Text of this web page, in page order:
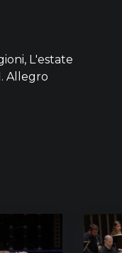
L'estate
Allegro